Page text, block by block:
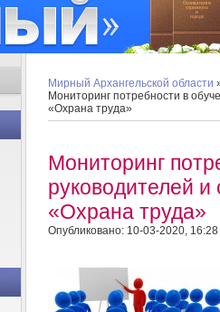
Мирный Архангельской области
Мониторинг потребности в
«Охрана труда»
Мониторинг
руководителей и
«Охрана труда»
Опубликовано: 10-03-2020, 16:28